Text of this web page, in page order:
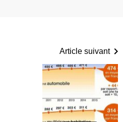
Article suivant